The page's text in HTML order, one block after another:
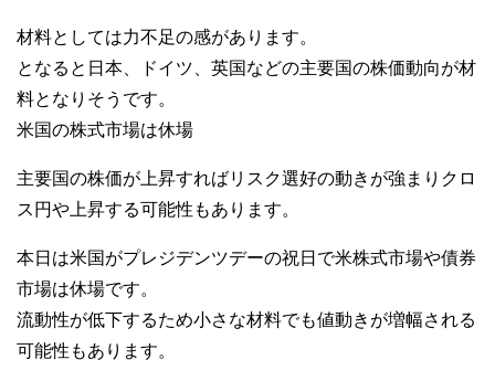
材料としては力不足の感があります。
となると日本、ドイツ、英国などの主要国の株価動向が材
料となりそうです。
米国の株式市場は休場
主要国の株価が上昇すればリスク選好の動きが強まりクロ
ス円や上昇する可能性もあります。
本日は米国がプレジデンツデーの祝日で米株式市場や債券
市場は休場です。
流動性が低下するため小さな材料でも値動きが増幅される
可能性もあります。